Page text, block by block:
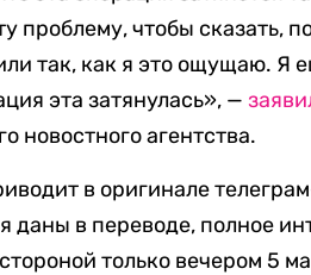
проблему, чтобы сказать,
так, как я это ощущаю.
эта затянулась», —
новостного агентства.
в оригинале
даны в переводе, полное
только вечером 5